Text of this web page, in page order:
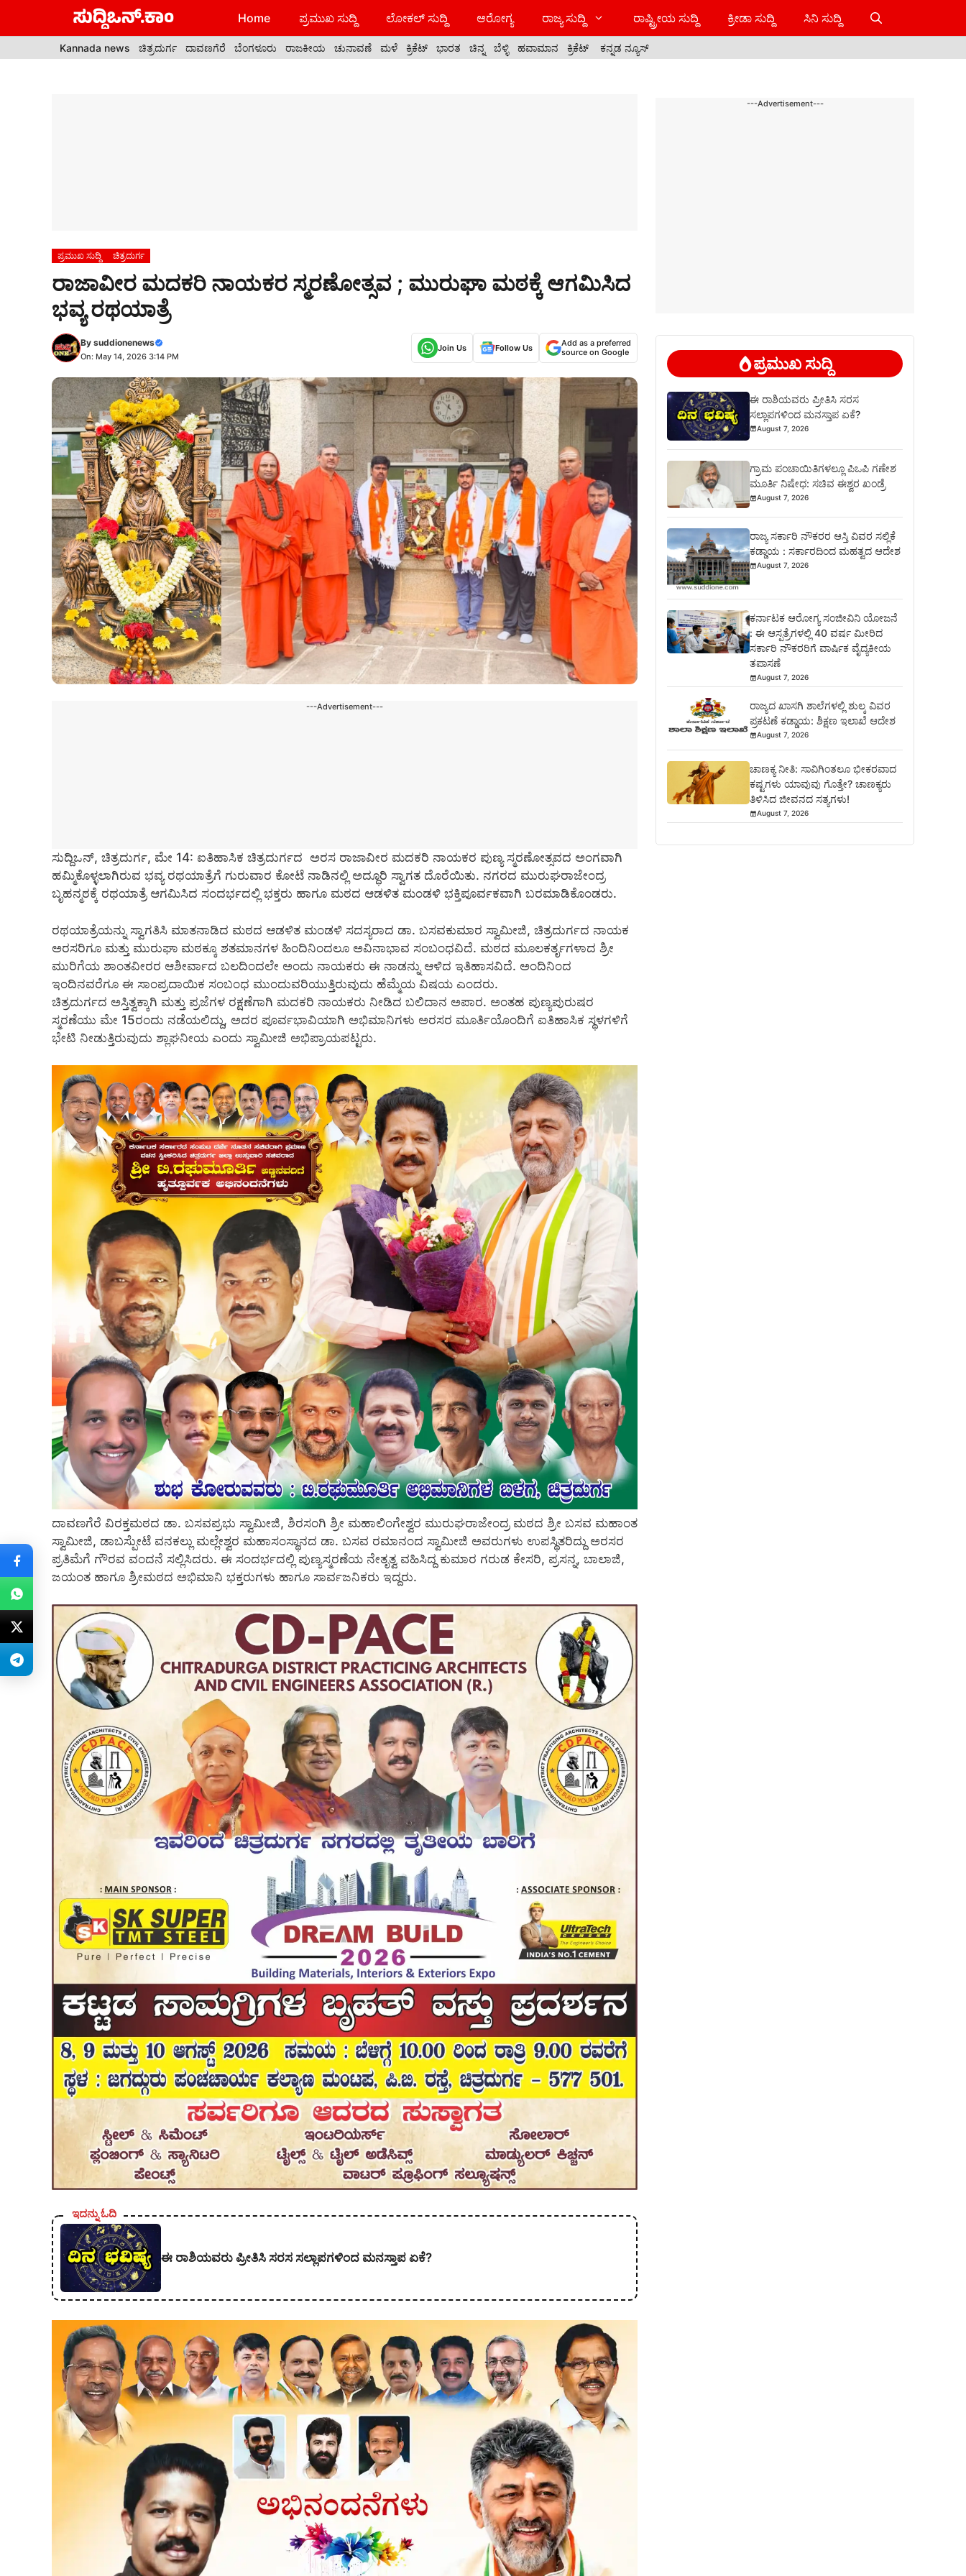
Home ಪ್ರಮುಖ ಸುದ್ದಿ ಲೋಕಲ್ ಸುದ್ದಿ ಆರೋಗ್ಯ ರಾಜ್ಯ ಸುದ್ದಿ ರಾಷ್ಟ್ರೀಯ ಸುದ್ದಿ ಕ್ರೀಡಾ ಸುದ್ದಿ ಸಿನಿ ಸುದ್ದಿ
Kannada news ಚಿತ್ರದುರ್ಗ ದಾವಣಗೆರೆ ಬೆಂಗಳೂರು ರಾಜಕೀಯ ಚುನಾವಣೆ ಮಳೆ ಕ್ರಿಕೆಟ್ ಭಾರತ ಚಿನ್ನ ಬೆಳ್ಳಿ ಹವಾಮಾನ ಕ್ರಿಕೆಟ್ ಕನ್ನಡ ನ್ಯೂಸ್
ಪ್ರಮುಖ ಸುದ್ದಿ ಚಿತ್ರದುರ್ಗ
ರಾಜಾವೀರ ಮದಕರಿ ನಾಯಕರ ಸ್ಮರಣೋತ್ಸವ ; ಮುರುಘಾ ಮಠಕ್ಕೆ ಆಗಮಿಸಿದ
ಭವ್ಯ ರಥಯಾತ್ರೆ
By suddionenews
On: May 14, 2026 3:14 PM
Join Us Follow Us
Add as a preferred
source on Google
---Advertisement---
ಸುದ್ದಿಒನ್, ಚಿತ್ರದುರ್ಗ, ಮೇ 14: ಐತಿಹಾಸಿಕ ಚಿತ್ರದುರ್ಗದ ಅರಸ ರಾಜಾವೀರ ಮದಕರಿ ನಾಯಕರ ಪುಣ್ಯ ಸ್ಮರಣೋತ್ಸವದ ಅಂಗವಾಗಿ
ಹಮ್ಮಿಕೊಳ್ಳಲಾಗಿರುವ ಭವ್ಯ ರಥಯಾತ್ರೆಗೆ ಗುರುವಾರ ಕೋಟೆ ನಾಡಿನಲ್ಲಿ ಅದ್ಧೂರಿ ಸ್ವಾಗತ ದೊರೆಯಿತು. ನಗರದ ಮುರುಘರಾಜೇಂದ್ರ
ಬೃಹನ್ಮಠಕ್ಕೆ ರಥಯಾತ್ರೆ ಆಗಮಿಸಿದ ಸಂದರ್ಭದಲ್ಲಿ ಭಕ್ತರು ಹಾಗೂ ಮಠದ ಆಡಳಿತ ಮಂಡಳಿ ಭಕ್ತಿಪೂರ್ವಕವಾಗಿ ಬರಮಾಡಿಕೊಂಡರು.
ರಥಯಾತ್ರೆಯನ್ನು ಸ್ವಾಗತಿಸಿ ಮಾತನಾಡಿದ ಮಠದ ಆಡಳಿತ ಮಂಡಳಿ ಸದಸ್ಯರಾದ ಡಾ. ಬಸವಕುಮಾರ ಸ್ವಾಮೀಜಿ, ಚಿತ್ರದುರ್ಗದ ನಾಯಕ
ಅರಸರಿಗೂ ಮತ್ತು ಮುರುಘಾ ಮಠಕ್ಕೂ ಶತಮಾನಗಳ ಹಿಂದಿನಿಂದಲೂ ಅವಿನಾಭಾವ ಸಂಬಂಧವಿದೆ. ಮಠದ ಮೂಲಕರ್ತೃಗಳಾದ ಶ್ರೀ
ಮುರಿಗೆಯ ಶಾಂತವೀರರ ಆಶೀರ್ವಾದ ಬಲದಿಂದಲೇ ಅಂದು ನಾಯಕರು ಈ ನಾಡನ್ನು ಆಳಿದ ಇತಿಹಾಸವಿದೆ. ಅಂದಿನಿಂದ
ಇಂದಿನವರೆಗೂ ಈ ಸಾಂಪ್ರದಾಯಿಕ ಸಂಬಂಧ ಮುಂದುವರಿಯುತ್ತಿರುವುದು ಹೆಮ್ಮೆಯ ವಿಷಯ ಎಂದರು.
ಚಿತ್ರದುರ್ಗದ ಅಸ್ತಿತ್ವಕ್ಕಾಗಿ ಮತ್ತು ಪ್ರಜೆಗಳ ರಕ್ಷಣೆಗಾಗಿ ಮದಕರಿ ನಾಯಕರು ನೀಡಿದ ಬಲಿದಾನ ಅಪಾರ. ಅಂತಹ ಪುಣ್ಯಪುರುಷರ
ಸ್ಮರಣೆಯು ಮೇ 15ರಂದು ನಡೆಯಲಿದ್ದು, ಅದರ ಪೂರ್ವಭಾವಿಯಾಗಿ ಅಭಿಮಾನಿಗಳು ಅರಸರ ಮೂರ್ತಿಯೊಂದಿಗೆ ಐತಿಹಾಸಿಕ ಸ್ಥಳಗಳಿಗೆ
ಭೇಟಿ ನೀಡುತ್ತಿರುವುದು ಶ್ಲಾಘನೀಯ ಎಂದು ಸ್ವಾಮೀಜಿ ಅಭಿಪ್ರಾಯಪಟ್ಟರು.
ದಾವಣಗೆರೆ ವಿರಕ್ತಮಠದ ಡಾ. ಬಸವಪ್ರಭು ಸ್ವಾಮೀಜಿ, ಶಿರಸಂಗಿ ಶ್ರೀ ಮಹಾಲಿಂಗೇಶ್ವರ ಮುರುಘರಾಜೇಂದ್ರ ಮಠದ ಶ್ರೀ ಬಸವ ಮಹಾಂತ
ಸ್ವಾಮೀಜಿ, ಡಾಬಸ್ಪೇುಟೆ ವನಕಲ್ಲು ಮಲ್ಲೇಶ್ವರ ಮಹಾಸಂಸ್ಥಾನದ ಡಾ. ಬಸವ ರಮಾನಂದ ಸ್ವಾಮೀಜಿ ಅವರುಗಳು ಉಪಸ್ಥಿತರಿದ್ದು ಅರಸರ
ಪ್ರತಿಮೆಗೆ ಗೌರವ ವಂದನೆ ಸಲ್ಲಿಸಿದರು. ಈ ಸಂದರ್ಭದಲ್ಲಿ ಪುಣ್ಯಸ್ಮರಣೆಯ ನೇತೃತ್ವ ವಹಿಸಿದ್ದ ಕುಮಾರ ಗರುಡ ಕೇಸರಿ, ಪ್ರಸನ್ನ, ಬಾಲಾಜಿ,
ಜಯಂತ ಹಾಗೂ ಶ್ರೀಮಠದ ಅಭಿಮಾನಿ ಭಕ್ತರುಗಳು ಹಾಗೂ ಸಾರ್ವಜನಿಕರು ಇದ್ದರು.
ಇದನ್ನು ಓದಿ
ಈ ರಾಶಿಯವರು ಪ್ರೀತಿಸಿ ಸರಸ ಸಲ್ಲಾಪಗಳಿಂದ ಮನಸ್ತಾಪ ಏಕೆ?
---Advertisement---
ಪ್ರಮುಖ ಸುದ್ದಿ
ಈ ರಾಶಿಯವರು ಪ್ರೀತಿಸಿ ಸರಸ
ಸಲ್ಲಾಪಗಳಿಂದ ಮನಸ್ತಾಪ ಏಕೆ?
August 7, 2026
ಗ್ರಾಮ ಪಂಚಾಯಿತಿಗಳಲ್ಲೂ ಪಿಒಪಿ ಗಣೇಶ
ಮೂರ್ತಿ ನಿಷೇಧ: ಸಚಿವ ಈಶ್ವರ ಖಂಡ್ರೆ
August 7, 2026
ರಾಜ್ಯ ಸರ್ಕಾರಿ ನೌಕರರ ಆಸ್ತಿ ವಿವರ ಸಲ್ಲಿಕೆ
ಕಡ್ಡಾಯ : ಸರ್ಕಾರದಿಂದ ಮಹತ್ವದ ಆದೇಶ
August 7, 2026
ಕರ್ನಾಟಕ ಆರೋಗ್ಯ ಸಂಜೀವಿನಿ ಯೋಜನೆ
: ಈ ಆಸ್ಪತ್ರೆಗಳಲ್ಲಿ 40 ವರ್ಷ ಮೀರಿದ
ಸರ್ಕಾರಿ ನೌಕರರಿಗೆ ವಾರ್ಷಿಕ ವೈದ್ಯಕೀಯ
ತಪಾಸಣೆ
August 7, 2026
ರಾಜ್ಯದ ಖಾಸಗಿ ಶಾಲೆಗಳಲ್ಲಿ ಶುಲ್ಕ ವಿವರ
ಪ್ರಕಟಣೆ ಕಡ್ಡಾಯ: ಶಿಕ್ಷಣ ಇಲಾಖೆ ಆದೇಶ
August 7, 2026
ಚಾಣಕ್ಯ ನೀತಿ: ಸಾವಿಗಿಂತಲೂ ಭೀಕರವಾದ
ಕಷ್ಟಗಳು ಯಾವುವು ಗೊತ್ತೇ? ಚಾಣಕ್ಯರು
ತಿಳಿಸಿದ ಜೀವನದ ಸತ್ಯಗಳು!
August 7, 2026